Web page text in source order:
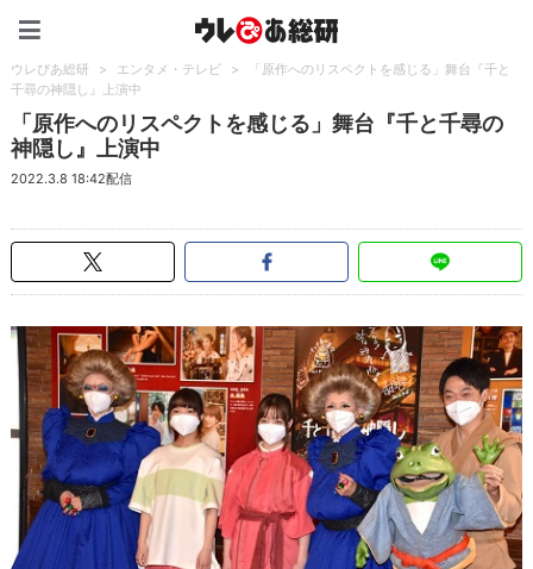
ウレぴあ総研 > エンタメ・テレビ >
「原作へのリスペクトを感じる」舞台『千と
千尋の神隠し』上演中
「原作へのリスペクトを感じる」舞台『千と千尋の
神隠し』上演中
2022.3.8 18:42配信